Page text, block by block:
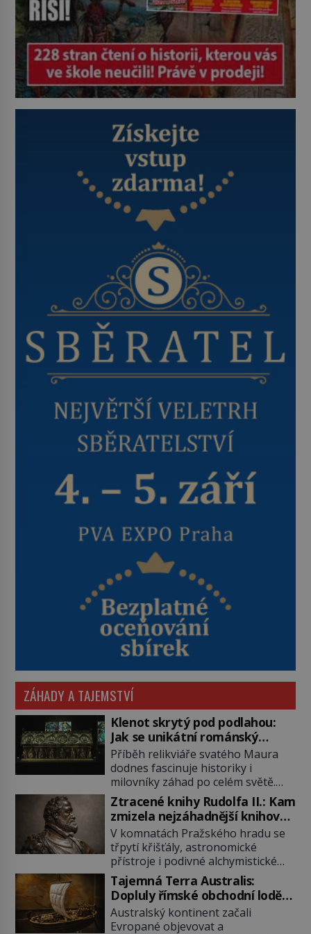
ZÁHADY A TAJEMSTVÍ
Klenot skrytý pod podlahou:
Jak se unikátní románský
poklad dostal do zapadlého
Bečova?
Příběh relikviáře svatého Maura
dodnes fascinuje historiky i
milovníky záhad po celém světě.
Tato románská zlatnická památka
ze 13. století je po českých
korunovačních klenotech druhým
nejcennějším movitým majetkem v
České republice. Přestože byl
klenot v roce 1985 po dramatickém
pátrání kriminalistů úspěšně
nalezen, jeho minulost stále
obestírá hustá mlha. Otázky, jak
přesně se tato […]
Ztracené knihy Rudolfa II.: Kam
zmizela nejzáhadnější knihovna
Evropy?
V komnatách Pražského hradu se
třpytí křišťály, astronomické
přístroje i podivné alchymistické
rukopisy. Císař Rudolf II.
shromažďuje vše, co souvisí s
tajemstvím přírody, hvězd i
lidského poznání. Jenže po jeho
smrti se jeho slavné sbírky začínají
Tajemná Terra Australis:
Dopluly římské obchodní lodě
až do Austrálie?
Australský kontinent začali
Evropané objevovat a